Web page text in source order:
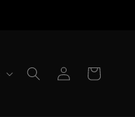
Accedi Carrello